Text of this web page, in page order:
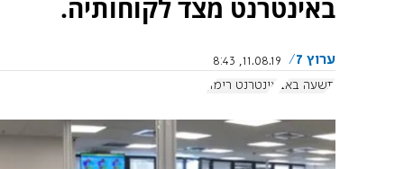
באינטרנט מצד לקוחותיה.
ערוץ 7
11.08.19, 8:43
תשעה באב אינטרנט רימון